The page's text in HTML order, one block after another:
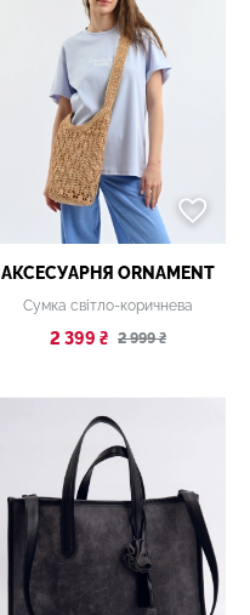
АКСЕСУАРНЯ ОRNAMENT
Сумка світло-коричнева
2 399 ₴ 2 999 ₴